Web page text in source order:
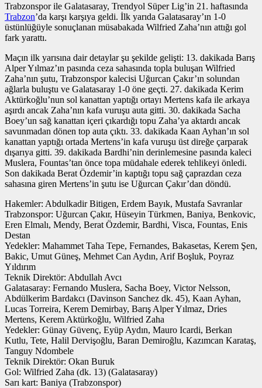
Trabzonspor ile Galatasaray, Trendyol Süper Lig’in 21. haftasında
Trabzon’da karşı karşıya geldi. İlk yarıda Galatasaray’ın 1-0
üstünlüğüyle sonuçlanan müsabakada Wilfried Zaha’nın attığı gol
fark yarattı.
Maçın ilk yarısına dair detaylar şu şekilde gelişti: 13. dakikada Barış
Alper Yılmaz’ın pasında ceza sahasında topla buluşan Wilfried
Zaha’nın şutu, Trabzonspor kalecisi Uğurcan Çakır’ın solundan
ağlarla buluştu ve Galatasaray 1-0 öne geçti. 27. dakikada Kerim
Aktürkoğlu’nun sol kanattan yaptığı ortayı Mertens kafa ile arkaya
aşırdı ancak Zaha’nın kafa vuruşu auta gitti. 30. dakikada Sacha
Boey’un sağ kanattan içeri çıkardığı topu Zaha’ya aktardı ancak
savunmadan dönen top auta çıktı. 33. dakikada Kaan Ayhan’ın sol
kanattan yaptığı ortada Mertens’in kafa vuruşu üst direğe çarparak
dışarıya gitti. 39. dakikada Bardhi’nin derinlemesine pasında kaleci
Muslera, Fountas’tan önce topa müdahale ederek tehlikeyi önledi.
Son dakikada Berat Özdemir’in kaptığı topu sağ çaprazdan ceza
sahasına giren Mertens’in şutu ise Uğurcan Çakır’dan döndü.
Hakemler: Abdulkadir Bitigen, Erdem Bayık, Mustafa Savranlar
Trabzonspor: Uğurcan Çakır, Hüseyin Türkmen, Baniya, Benkovic,
Eren Elmalı, Mendy, Berat Özdemir, Bardhi, Visca, Fountas, Enis
Destan
Yedekler: Mahammet Taha Tepe, Fernandes, Bakasetas, Kerem Şen,
Bakic, Umut Güneş, Mehmet Can Aydın, Arif Boşluk, Poyraz
Yıldırım
Teknik Direktör: Abdullah Avcı
Galatasaray: Fernando Muslera, Sacha Boey, Victor Nelsson,
Abdülkerim Bardakcı (Davinson Sanchez dk. 45), Kaan Ayhan,
Lucas Torreira, Kerem Demirbay, Barış Alper Yılmaz, Dries
Mertens, Kerem Aktürkoğlu, Wilfried Zaha
Yedekler: Günay Güvenç, Eyüp Aydın, Mauro Icardi, Berkan
Kutlu, Tete, Halil Dervişoğlu, Baran Demiroğlu, Kazımcan Karataş,
Tanguy Ndombele
Teknik Direktör: Okan Buruk
Gol: Wilfried Zaha (dk. 13) (Galatasaray)
Sarı kart: Baniya (Trabzonspor)